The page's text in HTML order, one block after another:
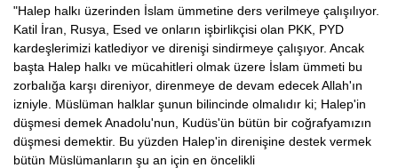
"Halep halkı üzerinden İslam ümmetine ders verilmeye çalışılıyor.
Katil İran, Rusya, Esed ve onların işbirlikçisi olan PKK, PYD
kardeşlerimizi katlediyor ve direnişi sindirmeye çalışıyor. Ancak
başta Halep halkı ve mücahitleri olmak üzere İslam ümmeti bu
zorbalığa karşı direniyor, direnmeye de devam edecek Allah'ın
izniyle. Müslüman halklar şunun bilincinde olmalıdır ki; Halep'in
düşmesi demek Anadolu'nun, Kudüs'ün bütün bir coğrafyamızın
düşmesi demektir. Bu yüzden Halep'in direnişine destek vermek
bütün Müslümanların şu an için en öncelikli